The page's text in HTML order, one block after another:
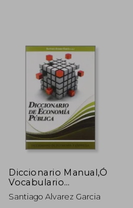
Diccionario Manual,Ó
Vocabulario
Completo de las
Lenguas Catalana-
Santiago Alvarez Garcia